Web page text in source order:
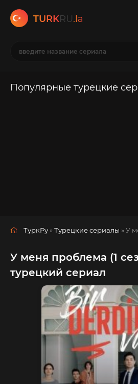
TURKRU.la
Популярные турецкие
ТуркРу »Турецкие сериалы » У
У меня проблема (1
турецкий сериал